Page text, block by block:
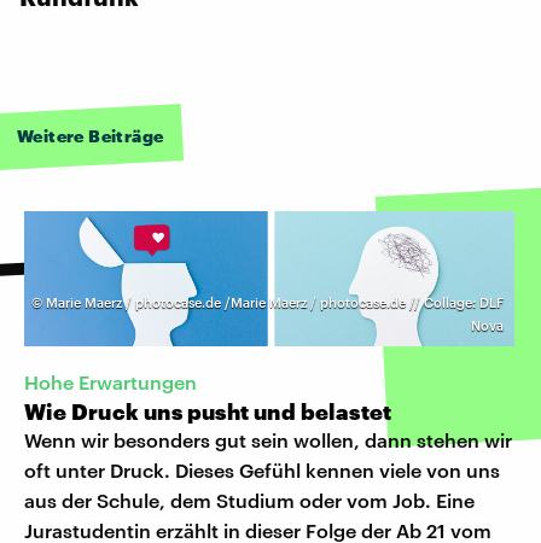
Weitere Beiträge
© Marie Maerz / photocase.de /Marie Maerz / photocase.de // Collage: DLF
Nova
Hohe Erwartungen
Wie Druck uns pusht und belastet
Wenn wir besonders gut sein wollen, dann stehen wir
oft unter Druck. Dieses Gefühl kennen viele von uns
aus der Schule, dem Studium oder vom Job. Eine
Jurastudentin erzählt in dieser Folge der Ab 21 vom